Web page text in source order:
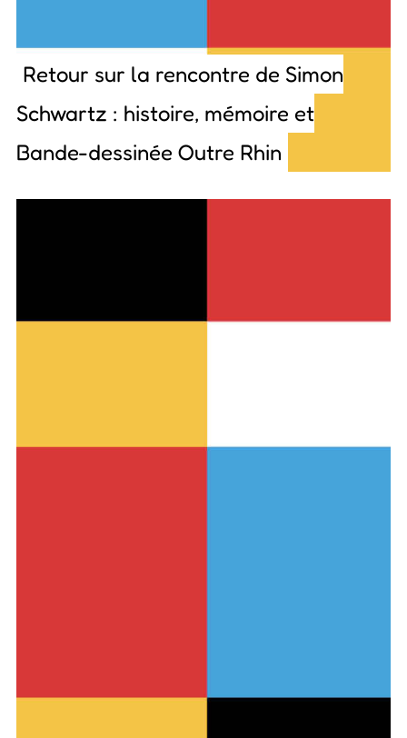
Retour sur la rencontre de Simon
Schwartz : histoire, mémoire et
Bande-dessinée Outre Rhin